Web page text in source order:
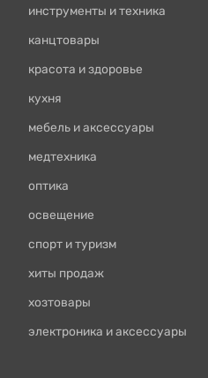
инструменты и техника
канцтовары
красота и здоровье
кухня
мебель и аксессуары
медтехника
оптика
освещение
спорт и туризм
хиты продаж
хозтовары
электроника и аксессуары